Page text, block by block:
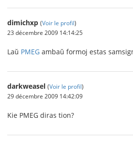
dimichxp (Voir le profil)
23 décembre 2009 14:14:25
Laŭ PMEG ambaŭ formoj estas
darkweasel (Voir le profil)
29 décembre 2009 14:42:09
Kie PMEG diras tion?